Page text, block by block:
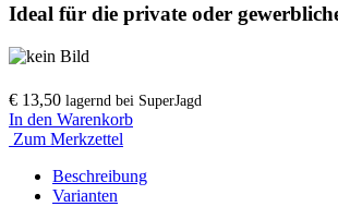
Ideal für die private oder
€ 13,50 lagernd bei SuperJagd
In den Warenkorb
Zum Merkzettel
Beschreibung
Varianten